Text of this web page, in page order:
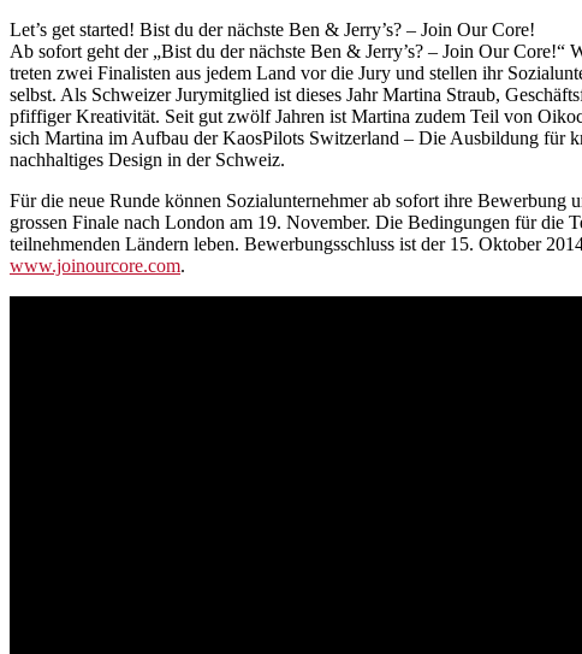
Let’s get started! Bist du der nächste Ben & Jerry’s? – Join Our Core!
Ab sofort geht der „Bist du der nächste Ben & Jerry’s? – Join Our
treten zwei Finalisten aus jedem Land vor die Jury und stellen ihr
selbst. Als Schweizer Jurymitglied ist dieses Jahr Martina Straub,
pfiffiger Kreativität. Seit gut zwölf Jahren ist Martina zudem Teil von
sich Martina im Aufbau der KaosPilots Switzerland – Die Ausbildung für
nachhaltiges Design in der Schweiz.
Für die neue Runde können Sozialunternehmer ab sofort ihre
grossen Finale nach London am 19. November. Die Bedingungen für die
teilnehmenden Ländern leben. Bewerbungsschluss ist der 15. Oktober
www.joinourcore.com.